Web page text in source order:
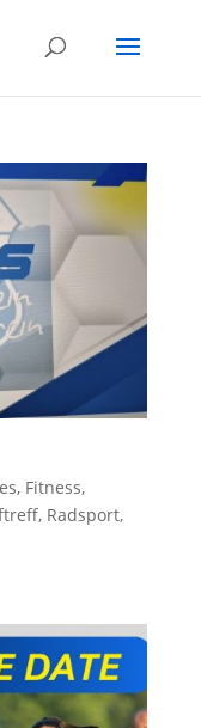
, Fitness,
, Radsport,